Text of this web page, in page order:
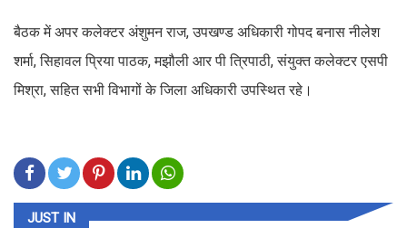
बैठक में अपर कलेक्टर अंशुमन राज, उपखण्ड अधिकारी गोपद बनास नीलेश
शर्मा, सिहावल प्रिया पाठक, मझौली आर पी त्रिपाठी, संयुक्त कलेक्टर एसपी
मिश्रा, सहित सभी विभागों के जिला अधिकारी उपस्थित रहे।
JUST IN